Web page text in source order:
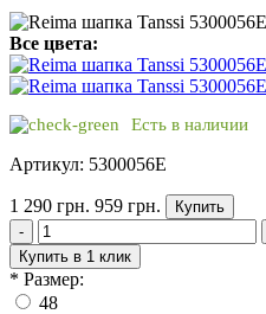
Все цвета:
Есть в наличии
Артикул: 5300056E
1 290 грн. 959 грн.
Купить
-
Купить в 1 клик
* Размер:
48